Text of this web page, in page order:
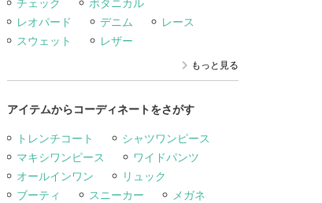
チェック
ボタニカル
レオパード
デニム
レース
スウェット
レザー
もっと見る
アイテムからコーディネートをさがす
トレンチコート
シャツワンピース
マキシワンピース
ワイドパンツ
オールインワン
リュック
ブーティ
スニーカー
メガネ